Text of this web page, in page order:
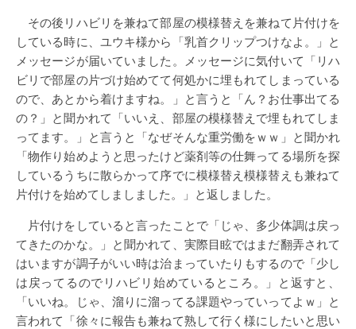
その後リハビリを兼ねて部屋の模様替えを兼ねて片付けを
している時に、ユウキ様から「乳首クリップつけなよ。」と
メッセージが届いていました。メッセージに気付いて「リハ
ビリで部屋の片づけ始めてて何処かに埋もれてしまっている
ので、あとから着けますね。」と言うと「ん？お仕事出てる
の？」と聞かれて「いいえ、部屋の模様替えで埋もれてしま
ってます。」と言うと「なぜそんな重労働をｗｗ」と聞かれ
「物作り始めようと思ったけど薬剤等の仕舞ってる場所を探
しているうちに散らかって序でに模様替え模様替えも兼ねて
片付けを始めてしましました。」と返しました。
片付けをしていると言ったことで「じゃ、多少体調は戻っ
てきたのかな。」と聞かれて、実際目眩ではまだ翻弄されて
はいますが調子がいい時は治まっていたりもするので「少し
は戻ってるのでリハビリ始めているところ。」と返すと、
「いいね。じゃ、溜りに溜ってる課題やっていってよｗ」と
言われて「徐々に報告も兼ねて熟して行く様にしたいと思い